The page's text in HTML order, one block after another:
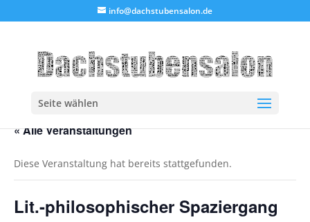
info@dachstubensalon.de
Seite wählen
« Alle Veranstaltungen
Diese Veranstaltung hat bereits stattgefunden.
Lit.-philosophischer Spaziergang